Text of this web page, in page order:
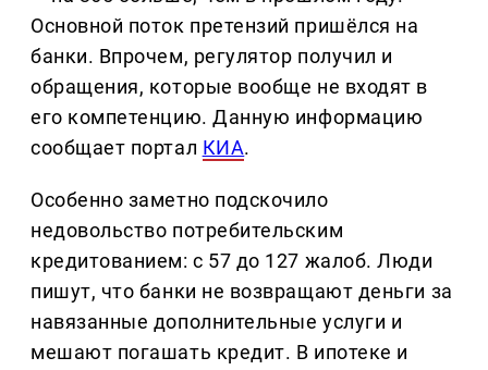
Основной поток претензий пришёлся на
банки. Впрочем, регулятор получил и
обращения, которые вообще не входят в
его компетенцию. Данную информацию
сообщает портал КИА.
Особенно заметно подскочило
недовольство потребительским
кредитованием: с 57 до 127 жалоб. Люди
пишут, что банки не возвращают деньги за
навязанные дополнительные услуги и
мешают погашать кредит. В ипотеке и